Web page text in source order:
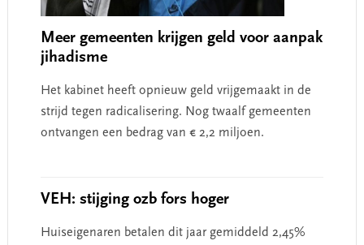
Meer gemeenten krijgen geld voor aanpak
jihadisme
Het kabinet heeft opnieuw geld vrijgemaakt in de
strijd tegen radicalisering. Nog twaalf gemeenten
ontvangen een bedrag van € 2,2 miljoen.
VEH: stijging ozb fors hoger
Huiseigenaren betalen dit jaar gemiddeld 2,45%